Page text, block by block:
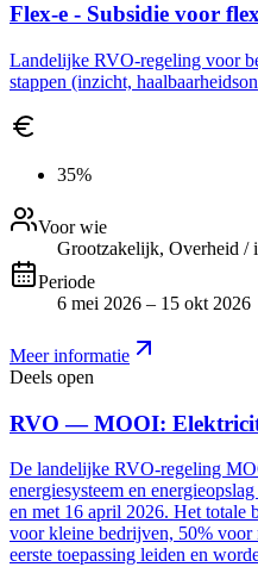
Flex-e - Subsidie voor
Landelijke RVO-regeling voor
stappen (inzicht,
35%
Voor wie
Grootzakelijk, Overheid /
Periode
6 mei 2026 – 15 okt 2026
Meer informatie
Deels open
RVO — MOOI:
De landelijke RVO-regeling
energiesysteem en
en met 16 april 2026. Het totale
voor kleine bedrijven, 50% voor
eerste toepassing leiden en